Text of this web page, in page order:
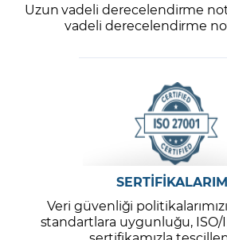
Uzun vadeli derecelendirme
vadeli derecelendirme
Veri güvenliği
standartlara uygunluğu, ISO/